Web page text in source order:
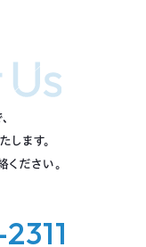
ます。
ださい。